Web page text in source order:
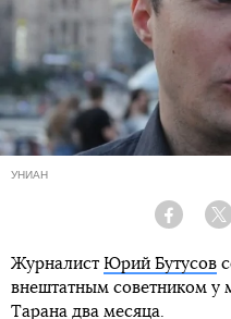
УНИАН
Журналист Юрий Бутусов
внештатным советником у
Тарана два месяца.